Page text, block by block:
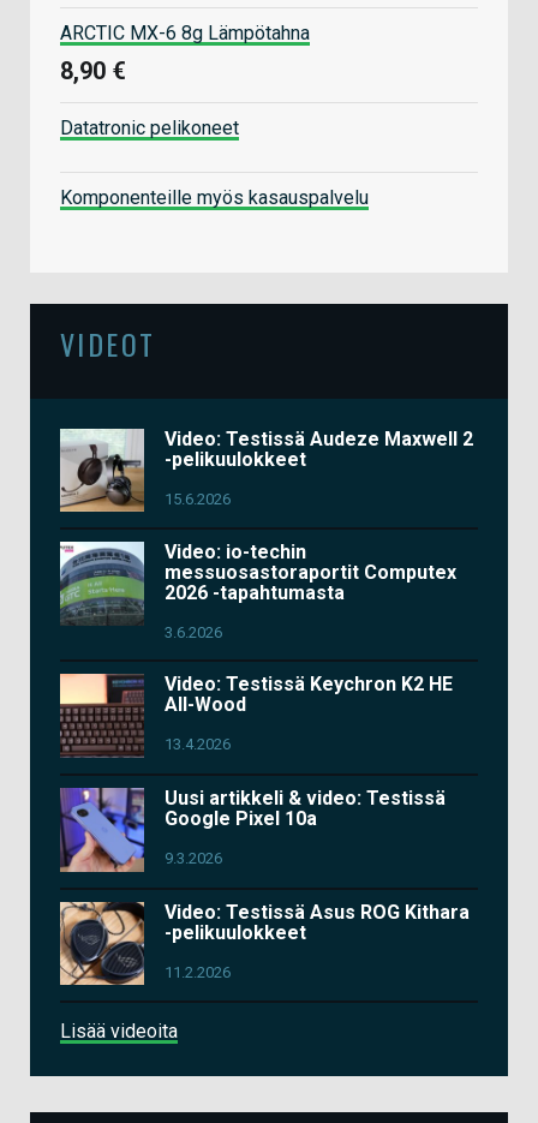
ARCTIC MX-6 8g Lämpötahna
8,90 €
Datatronic pelikoneet
Komponenteille myös kasauspalvelu
VIDEOT
Video: Testissä Audeze Maxwell 2
-pelikuulokkeet
15.6.2026
Video: io-techin
messuosastoraportit Computex
2026 -tapahtumasta
3.6.2026
Video: Testissä Keychron K2 HE
All-Wood
13.4.2026
Uusi artikkeli & video: Testissä
Google Pixel 10a
9.3.2026
Video: Testissä Asus ROG Kithara
-pelikuulokkeet
11.2.2026
Lisää videoita